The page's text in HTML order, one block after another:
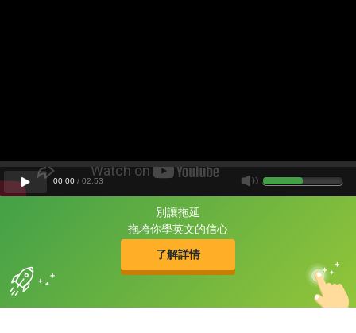
別讓拖延
拖垮你學英文的信心
了解詳情
片尾有
攻其不背
的品牌故事
00:00 / 02:53